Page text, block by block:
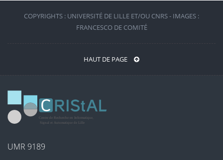
COPYRIGHTS : UNIVERSITÉ DE LILLE ET/OU CNRS - IMAGES :
FRANCESCO DE COMITÉ
HAUT DE PAGE
UMR 9189